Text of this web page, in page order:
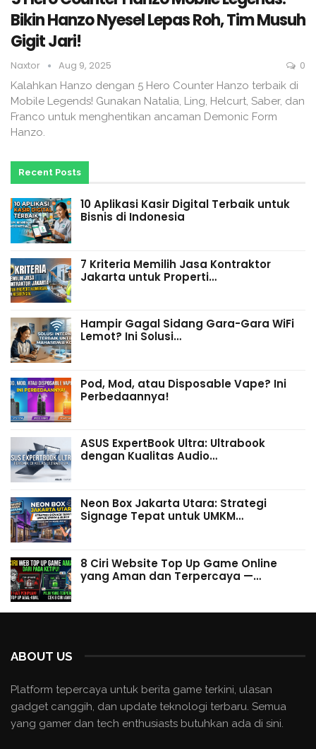
Bikin Hanzo Nyesel Lepas Roh, Tim Musuh
Gigit Jari!
Naxtor Aug 9, 2025 0
Kalahkan Hanzo dengan 5 Hero Counter Hanzo terbaik di
Mobile Legends! Gunakan Natalia, Ling, Helcurt, Saber, dan
Franco untuk menghentikan ancaman Demonic Form
Hanzo.
Recent Posts
10 Aplikasi Kasir Digital Terbaik untuk
Bisnis di Indonesia
7 Kriteria Memilih Jasa Kontraktor
Jakarta untuk Properti…
Hampir Gagal Sidang Gara-Gara WiFi
Lemot? Ini Solusi…
Pod, Mod, atau Disposable Vape? Ini
Perbedaannya!
ASUS ExpertBook Ultra: Ultrabook
dengan Kualitas Audio…
Neon Box Jakarta Utara: Strategi
Signage Tepat untuk UMKM…
8 Ciri Website Top Up Game Online
yang Aman dan Terpercaya —…
ABOUT US
Platform tepercaya untuk berita game terkini, ulasan
gadget canggih, dan update teknologi terbaru. Semua
yang gamer dan tech enthusiasts butuhkan ada di sini.